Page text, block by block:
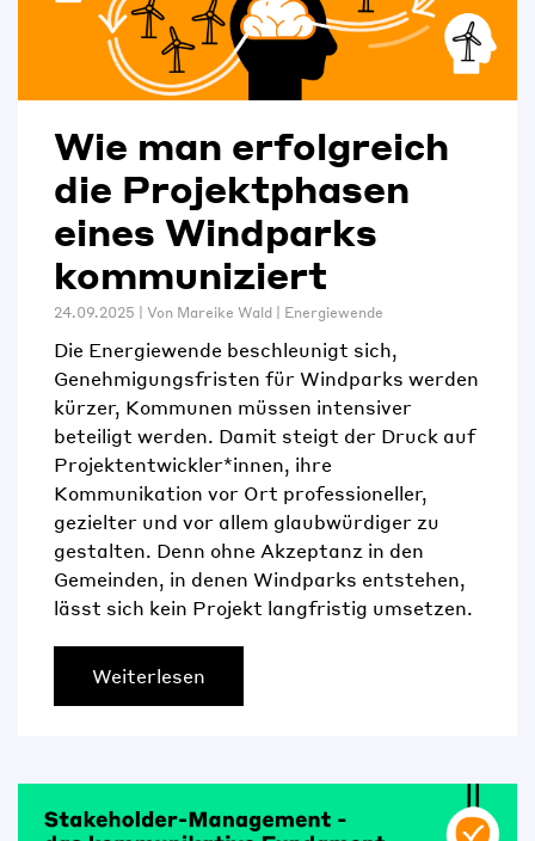
Wie man erfolgreich
die Projektphasen
eines Windparks
kommuniziert
24.09.2025 | Von Mareike Wald Energiewende
Die Energiewende beschleunigt sich,
Genehmigungsfristen für Windparks werden
kürzer, Kommunen müssen intensiver
beteiligt werden. Damit steigt der Druck auf
Projektentwickler*innen, ihre
Kommunikation vor Ort professioneller,
gezielter und vor allem glaubwürdiger zu
gestalten. Denn ohne Akzeptanz in den
Gemeinden, in denen Windparks entstehen,
lässt sich kein Projekt langfristig umsetzen.
Weiterlesen